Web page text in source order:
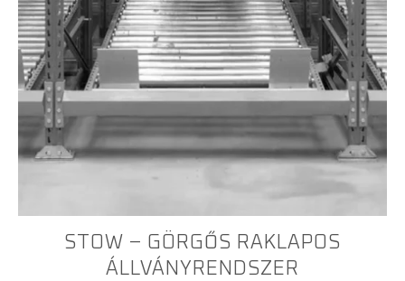
STOW – GÖRGŐS RAKLAPOS
ÁLLVÁNYRENDSZER